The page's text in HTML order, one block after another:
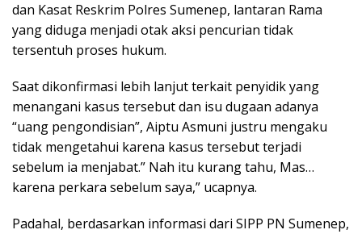
dan Kasat Reskrim Polres Sumenep, lantaran Rama
yang diduga menjadi otak aksi pencurian tidak
tersentuh proses hukum.
Saat dikonfirmasi lebih lanjut terkait penyidik yang
menangani kasus tersebut dan isu dugaan adanya
“uang pengondisian”, Aiptu Asmuni justru mengaku
tidak mengetahui karena kasus tersebut terjadi
sebelum ia menjabat.” Nah itu kurang tahu, Mas…
karena perkara sebelum saya,” ucapnya.
Padahal, berdasarkan informasi dari SIPP PN Sumenep,